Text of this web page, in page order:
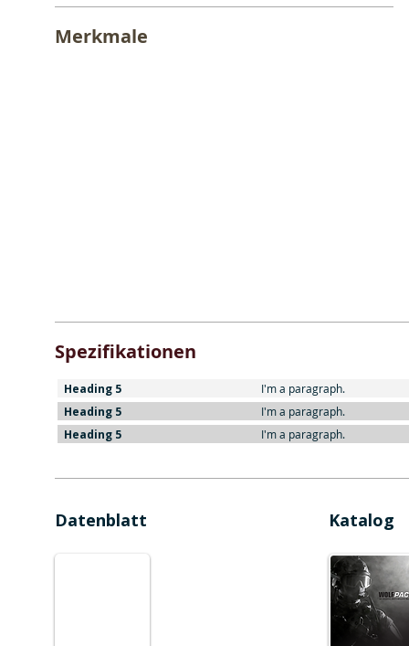
Merkmale
Spezifikationen
Heading 5 I'm a paragraph.
Heading 5 I'm a paragraph.
Heading 5 I'm a paragraph.
Datenblatt Katalog